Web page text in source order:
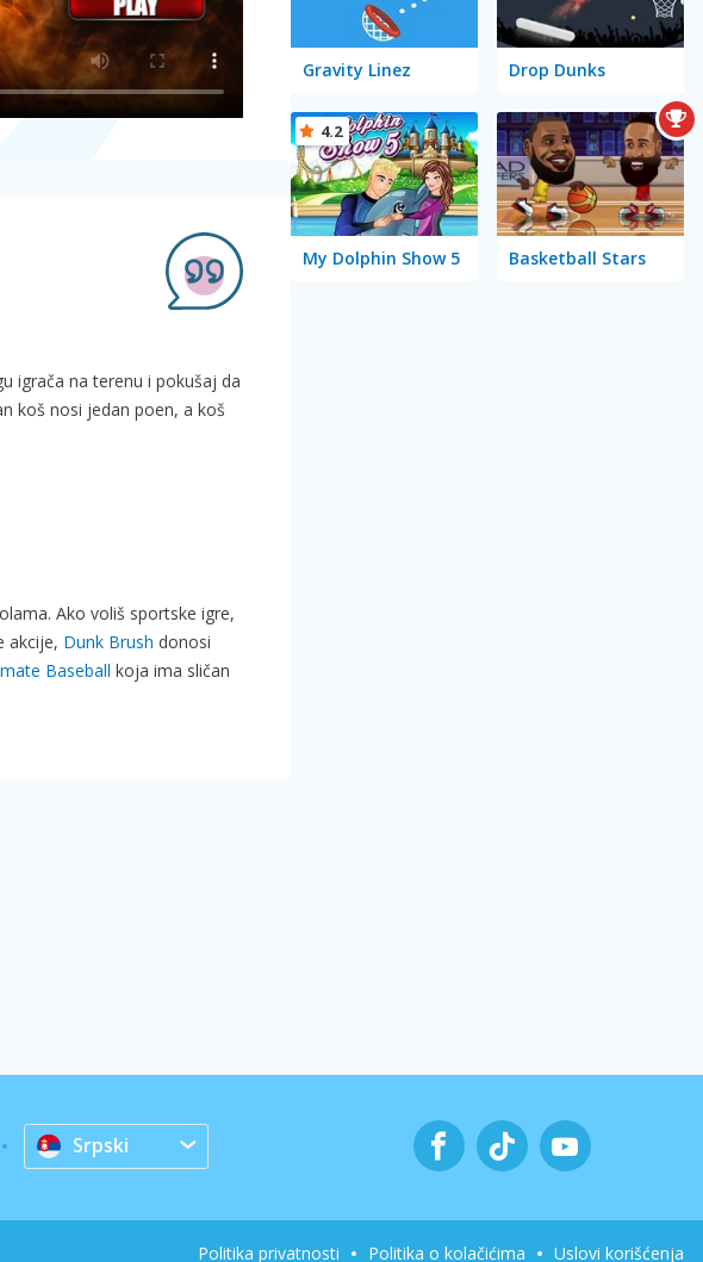
igrača na terenu i pokušaj da
koš nosi jedan poen, a koš
Ako voliš sportske igre,
akcije, Dunk Brush donosi
Baseball koja ima sličan
Gravity Linez Drop Dunks
My Dolphin Show 5
4.2
Basketball Stars
Srpski
Politika privatnosti Politika o kolačićima Uslovi korišćenja